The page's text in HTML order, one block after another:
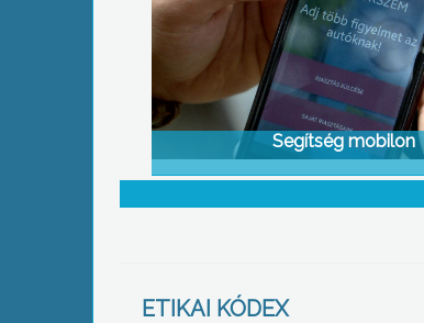
Segítség mobilon
ETIKAI KÓDEX